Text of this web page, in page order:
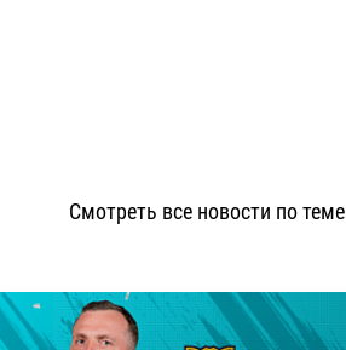
Смотреть все новости по теме